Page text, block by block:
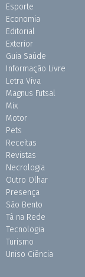
Esporte
Economia
Editorial
Exterior
Guia Saúde
Informação Livre
Letra Viva
Magnus Futsal
Mix
Motor
Pets
Receitas
Revistas
Necrologia
Outro Olhar
Presença
São Bento
Tá na Rede
Tecnologia
Turismo
Uniso Ciência